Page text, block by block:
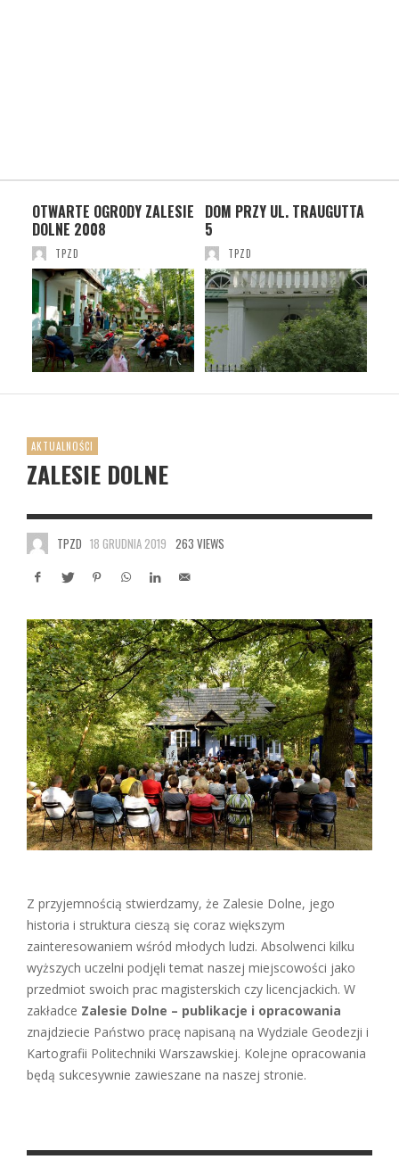
OTWARTE OGRODY ZALESIE
DOLNE 2008
TPZD
DOM PRZY UL. TRAUGUTTA
5
TPZD
AKTUALNOŚCI
ZALESIE DOLNE
TPZD 18 GRUDNIA 2019 263 VIEWS
Z przyjemnością stwierdzamy, że Zalesie Dolne, jego
historia i struktura cieszą się coraz większym
zainteresowaniem wśród młodych ludzi. Absolwenci kilku
wyższych uczelni podjęli temat naszej miejscowości jako
przedmiot swoich prac magisterskich czy licencjackich. W
zakładce Zalesie Dolne – publikacje i opracowania
znajdziecie Państwo pracę napisaną na Wydziale Geodezji i
Kartografii Politechniki Warszawskiej. Kolejne opracowania
będą sukcesywnie zawieszane na naszej stronie.